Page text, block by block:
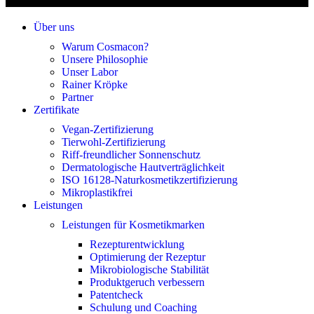
Über uns
Warum Cosmacon?
Unsere Philosophie
Unser Labor
Rainer Kröpke
Partner
Zertifikate
Vegan-Zertifizierung
Tierwohl-Zertifizierung
Riff-freundlicher Sonnenschutz
Dermatologische Hautverträglichkeit
ISO 16128-Naturkosmetikzertifizierung
Mikroplastikfrei
Leistungen
Leistungen für Kosmetikmarken
Rezepturentwicklung
Optimierung der Rezeptur
Mikrobiologische Stabilität
Produktgeruch verbessern
Patentcheck
Schulung und Coaching